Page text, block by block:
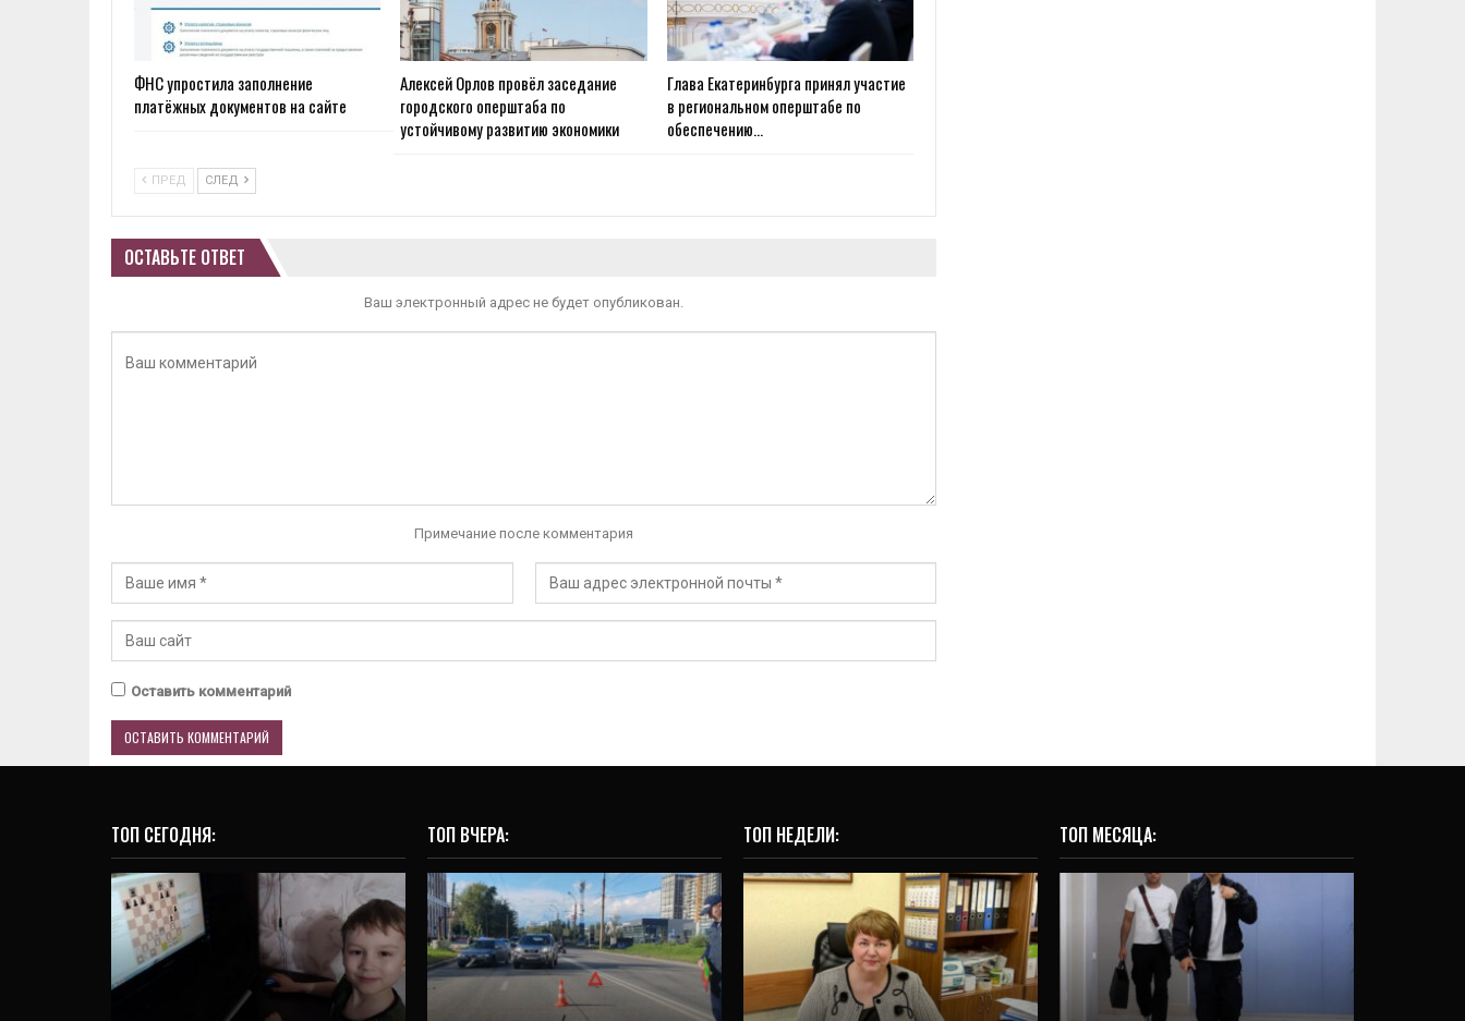
ФНС упростила заполнение
платёжных документов на сайте
Алексей Орлов провёл заседание
городского оперштаба по
устойчивому развитию экономики
Глава Екатеринбурга принял участие
в региональном оперштабе по
обеспечению…
ПРЕД СЛЕД
ОСТАВЬТЕ ОТВЕТ
Ваш электронный адрес не будет опубликован.
Примечание после комментария
Оставить комментарий
ТОП СЕГОДНЯ:
ОБРАЗОВАНИЕ
Юные горожане и
родители организуют
свой домашний досуг
ТОП ВЧЕРА:
ОБЩЕСТВО
В Екатеринбурге
автомобиль насмерть
сбил самокатчика (ФОТО)
ТОП НЕДЕЛИ:
ИНТЕРВЬЮ
Патриотизм и финансы с 1
класса: в минобразования
рассказали, что
изменится в…
ТОП МЕСЯЦА:
СПОРТ
Бивол прилетел в
Екатеринбург (ФОТО)